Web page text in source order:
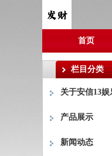
首页
栏目分类
关于安信13娱
产品展示
新闻动态